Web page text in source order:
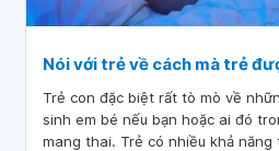
Nói với trẻ về cách mà trẻ
Trẻ con đặc biệt rất tò mò về
sinh em bé nếu bạn hoặc ai đó
mang thai. Trẻ có nhiều khả